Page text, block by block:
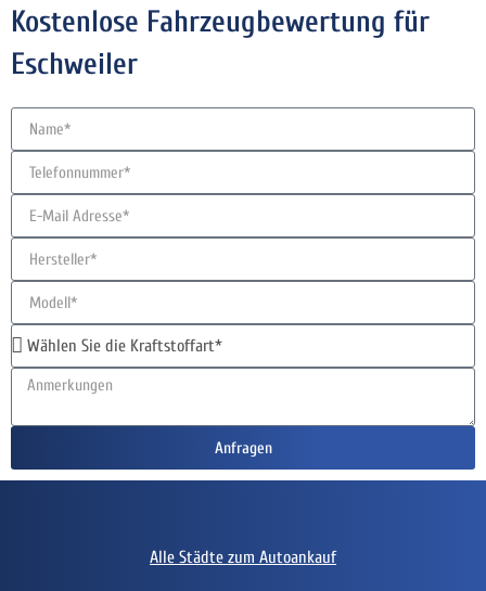
Kostenlose Fahrzeugbewertung für
Eschweiler
Anfragen
Alle Städte zum Autoankauf